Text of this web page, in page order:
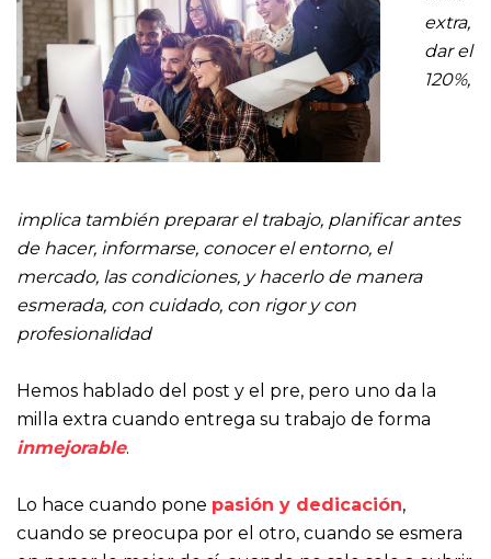
extra,
dar el
120%,
implica también preparar el trabajo, planificar antes
de hacer, informarse, conocer el entorno, el
mercado, las condiciones, y hacerlo de manera
esmerada, con cuidado, con rigor y con
profesionalidad
Hemos hablado del post y el pre, pero uno da la
milla extra cuando entrega su trabajo de forma
inmejorable.
Lo hace cuando pone pasión y dedicación,
cuando se preocupa por el otro, cuando se esmera